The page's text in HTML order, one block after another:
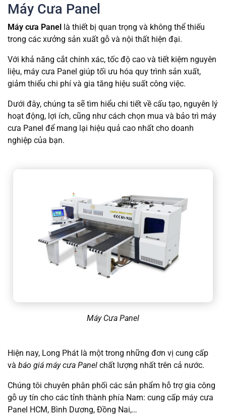
Máy Cưa Panel
Máy cưa Panel là thiết bị quan trọng và không thể thiếu
trong các xưởng sản xuất gỗ và nội thất hiện đại.
Với khả năng cắt chính xác, tốc độ cao và tiết kiệm nguyên
liệu, máy cưa Panel giúp tối ưu hóa quy trình sản xuất,
giảm thiểu chi phí và gia tăng hiệu suất công việc.
Dưới đây, chúng ta sẽ tìm hiểu chi tiết về cấu tạo, nguyên lý
hoạt động, lợi ích, cũng như cách chọn mua và bảo trì máy
cưa Panel để mang lại hiệu quả cao nhất cho doanh
nghiệp của bạn.
Máy Cưa Panel
Hiện nay, Long Phát là một trong những đơn vị cung cấp
và báo giá máy cưa Panel chất lượng nhất trên cả nước.
Chúng tôi chuyên phân phối các sản phẩm hỗ trợ gia công
gỗ uy tín cho các tỉnh thành phía Nam: cung cấp máy cưa
Panel HCM, Bình Dương, Đồng Nai,…